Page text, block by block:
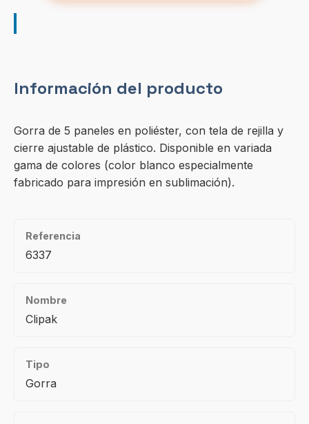
Información del producto
Gorra de 5 paneles en poliéster, con tela de rejilla y
cierre ajustable de plástico. Disponible en variada
gama de colores (color blanco especialmente
fabricado para impresión en sublimación).
Referencia
6337
Nombre
Clipak
Tipo
Gorra